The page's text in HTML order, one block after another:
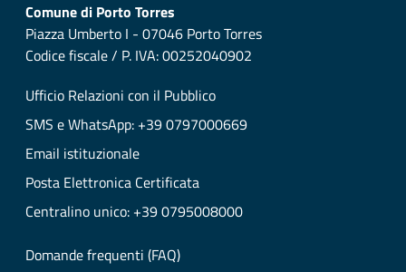
Comune di Porto Torres
Piazza Umberto I - 07046 Porto Torres
Codice fiscale / P. IVA: 00252040902
Ufficio Relazioni con il Pubblico
SMS e WhatsApp: +39 0797000669
Email istituzionale
Posta Elettronica Certificata
Centralino unico: +39 0795008000
Domande frequenti (FAQ)